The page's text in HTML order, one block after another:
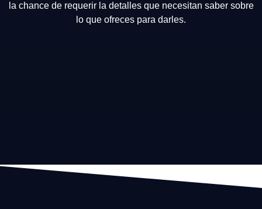
la chance de requerir la detalles que necesitan saber sobre
lo que ofreces para darles.